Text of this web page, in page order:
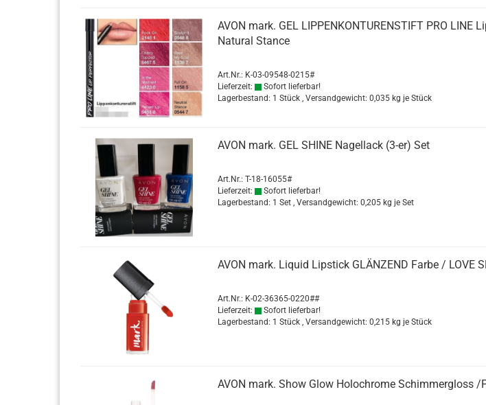
AVON mark. GEL LIP­PEN­KON­TU­REN­STIFT PRO LINE
Na­tu­ral Stance
Art.Nr.: K-03-09548-0215#
Lieferzeit:
Sofort lieferbar!
Lagerbestand: 1 Stück , Versandgewicht: 0,035 kg je Stück
AVON mark. GEL SHINE Na­gel­lack (3-er) Set
Art.Nr.: T-18-16055#
Lieferzeit:
Sofort lieferbar!
Lagerbestand: 1 Set , Versandgewicht: 0,205 kg je Set
AVON mark. Li­quid Lip­stick GLÄN­ZEND Farbe / LOVE
Art.Nr.: K-02-36365-0220##
Lieferzeit:
Sofort lieferbar!
Lagerbestand: 1 Stück , Versandgewicht: 0,215 kg je Stück
AVON mark. Show Glow Ho­loch­ro­me Schim­mer­g­loss /